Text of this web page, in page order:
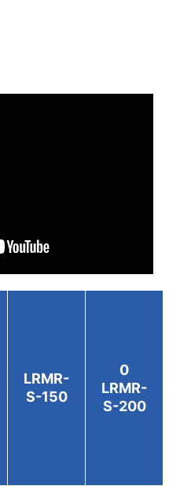
LRMR-
S-150
0
LRMR-
S-200